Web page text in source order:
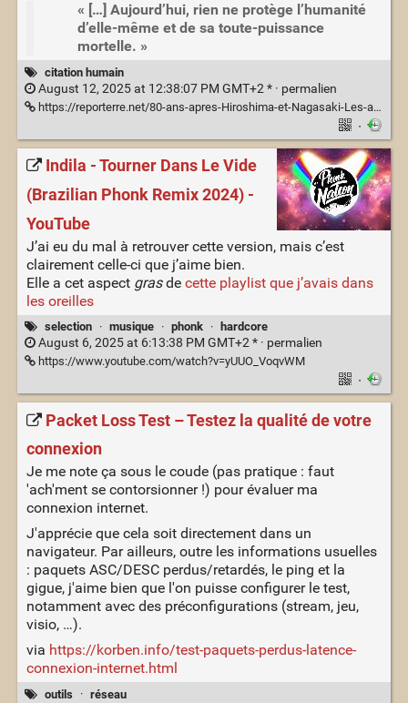
« […] Aujourd’hui, rien ne protège l’humanité
d’elle-même et de sa toute-puissance
mortelle. »
citation humain
August 12, 2025 at 12:38:07 PM GMT+2 * · permalien
https://reporterre.net/80-ans-apres-Hiroshima-et-Nagasaki-Les-armes-nucleaires-nous-bercent-d-illusions
·
Indila - Tourner Dans Le Vide
(Brazilian Phonk Remix 2024) -
YouTube
J’ai eu du mal à retrouver cette version, mais c’est
clairement celle-ci que j’aime bien.
Elle a cet aspect grasde cette playlist que j’avais dans
les oreilles
selection · musique · phonk · hardcore
August 6, 2025 at 6:13:38 PM GMT+2 * · permalien
https://www.youtube.com/watch?v=yUUO_VoqvWM
·
Packet Loss Test – Testez la qualité de votre
connexion
Je me note ça sous le coude (pas pratique : faut
'ach'ment se contorsionner !) pour évaluer ma
connexion internet.
J'apprécie que cela soit directement dans un
navigateur. Par ailleurs, outre les informations usuelles
: paquets ASC/DESC perdus/retardés, le ping et la
gigue, j'aime bien que l'on puisse configurer le test,
notamment avec des préconfigurations (stream, jeu,
visio, …).
via https://korben.info/test-paquets-perdus-latence-
connexion-internet.html
outils · réseau